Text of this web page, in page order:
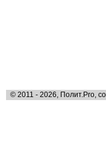
© 2011 - 2026, Полит.Pro,